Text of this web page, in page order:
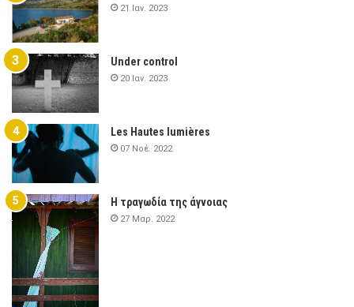
21 Ιαν. 2023
Under control
20 Ιαν. 2023
Les Hautes lumières
07 Νοέ. 2022
Η τραγωδία της άγνοιας
27 Μαρ. 2022